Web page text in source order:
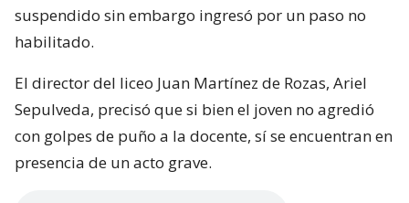
suspendido sin embargo ingresó por un paso no
habilitado.
El director del liceo Juan Martínez de Rozas, Ariel
Sepulveda, precisó que si bien el joven no agredió
con golpes de puño a la docente, sí se encuentran en
presencia de un acto grave.